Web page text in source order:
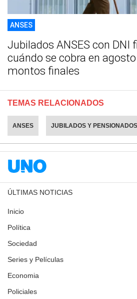
ANSES
Jubilados ANSES con DNI
cuándo se cobra en
montos finales
TEMAS RELACIONADOS
ANSES JUBILADOS Y PENSIONADOS
ÚLTIMAS NOTICIAS
Inicio
Política
Sociedad
Series y Películas
Economia
Policiales